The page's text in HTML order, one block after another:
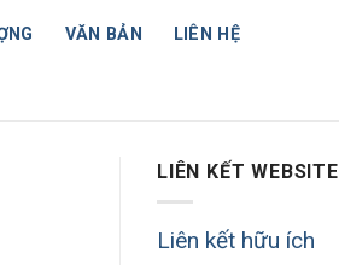
VĂN BẢN LIÊN HỆ
LIÊN KẾT WEBSITE
Liên kết hữu ích